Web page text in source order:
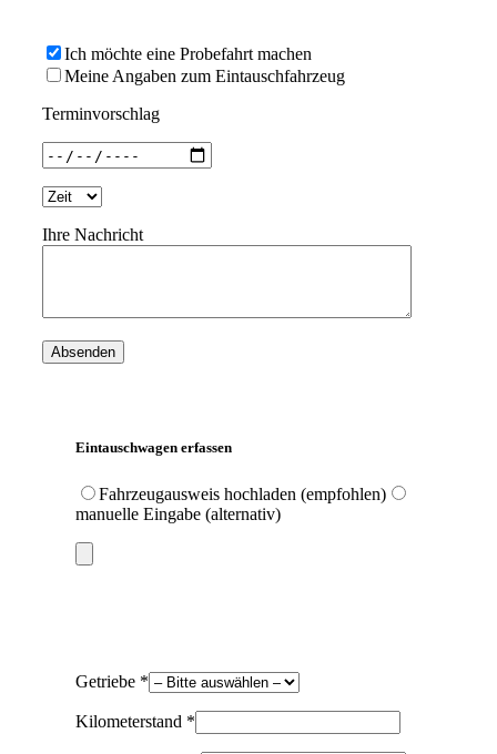
lasse
dieses
leer.
Ich möchte eine Probefahrt machen
Meine Angaben zum Eintauschfahrzeug
Terminvorschlag
Ihre Nachricht
Eintauschwagen erfassen
Fahrzeugausweis hochladen (empfohlen)
manuelle Eingabe (alternativ)
Getriebe *
Kilometerstand *